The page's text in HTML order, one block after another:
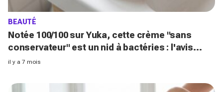
BEAUTÉ
Notée 100/100 sur Yuka, cette crème "sans
conservateur" est un nid à bactéries : l'avis
cash d'une dermato
il y a 7 mois